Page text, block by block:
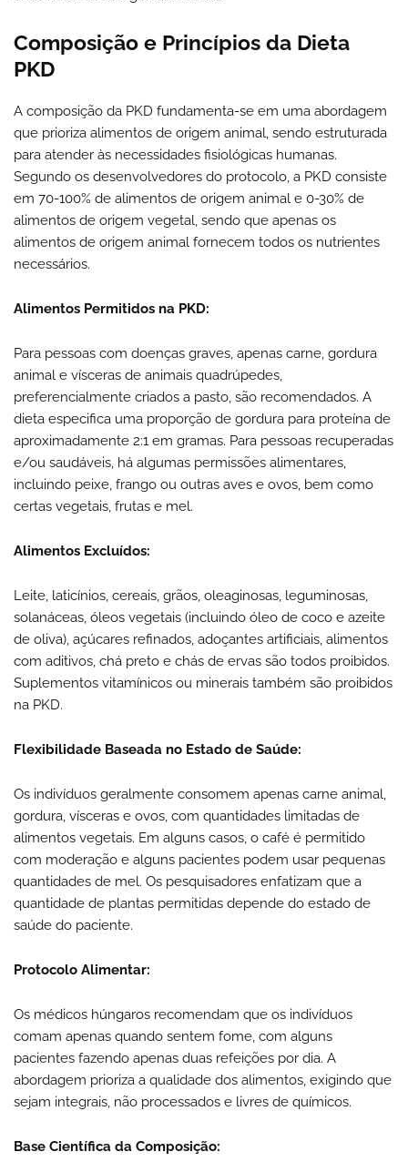
Composição e Princípios da Dieta
PKD
A composição da PKD fundamenta-se em uma abordagem
que prioriza alimentos de origem animal, sendo estruturada
para atender às necessidades fisiológicas humanas.
Segundo os desenvolvedores do protocolo, a PKD consiste
em 70-100% de alimentos de origem animal e 0-30% de
alimentos de origem vegetal, sendo que apenas os
alimentos de origem animal fornecem todos os nutrientes
necessários.
Alimentos Permitidos na PKD:
Para pessoas com doenças graves, apenas carne, gordura
animal e vísceras de animais quadrúpedes,
preferencialmente criados a pasto, são recomendados. A
dieta especifica uma proporção de gordura para proteína de
aproximadamente 2:1 em gramas. Para pessoas recuperadas
e/ou saudáveis, há algumas permissões alimentares,
incluindo peixe, frango ou outras aves e ovos, bem como
certas vegetais, frutas e mel.
Alimentos Excluídos:
Leite, laticínios, cereais, grãos, oleaginosas, leguminosas,
solanáceas, óleos vegetais (incluindo óleo de coco e azeite
de oliva), açúcares refinados, adoçantes artificiais, alimentos
com aditivos, chá preto e chás de ervas são todos proibidos.
Suplementos vitamínicos ou minerais também são proibidos
na PKD.
Flexibilidade Baseada no Estado de Saúde:
Os indivíduos geralmente consomem apenas carne animal,
gordura, vísceras e ovos, com quantidades limitadas de
alimentos vegetais. Em alguns casos, o café é permitido
com moderação e alguns pacientes podem usar pequenas
quantidades de mel. Os pesquisadores enfatizam que a
quantidade de plantas permitidas depende do estado de
saúde do paciente.
Protocolo Alimentar:
Os médicos húngaros recomendam que os indivíduos
comam apenas quando sentem fome, com alguns
pacientes fazendo apenas duas refeições por dia. A
abordagem prioriza a qualidade dos alimentos, exigindo que
sejam integrais, não processados e livres de químicos.
Base Científica da Composição: